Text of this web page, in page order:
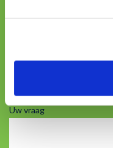
E-mailadres
Uw vraag